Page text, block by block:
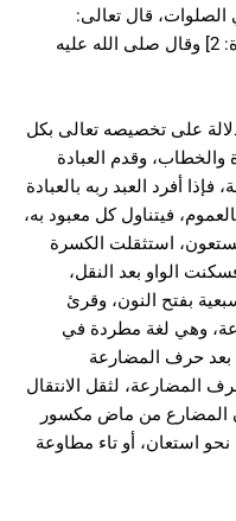
قال تعالى:
[المائدة: 2] وقال صلى الله عليه
على تخصيصه تعالى بكل
والخطاب، وقدم العبادة
أفرد العبد ربه بالعبادة
فيتناول كل معبود به،
استثقلت الكسرة
الواو بعد النقل،
بفتح النون، وقرئ
وهي لغة مطردة في
حرف المضارعة
المضارعة، لثقل الانتقال
المضارع من ماض مكسور
استعان، أو تاء مطاوعة